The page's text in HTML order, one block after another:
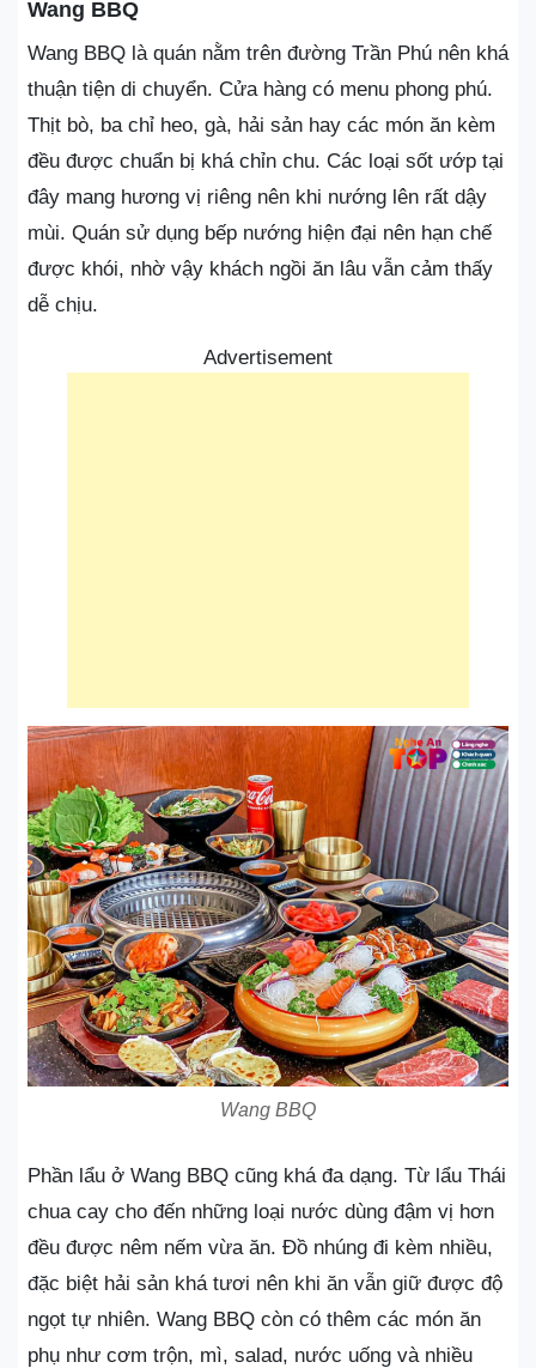
Wang BBQ
Wang BBQ là quán nằm trên đường Trần Phú nên khá
thuận tiện di chuyển. Cửa hàng có menu phong phú.
Thịt bò, ba chỉ heo, gà, hải sản hay các món ăn kèm
đều được chuẩn bị khá chỉn chu. Các loại sốt ướp tại
đây mang hương vị riêng nên khi nướng lên rất dậy
mùi. Quán sử dụng bếp nướng hiện đại nên hạn chế
được khói, nhờ vậy khách ngồi ăn lâu vẫn cảm thấy
dễ chịu.
Advertisement
Wang BBQ
Phần lẩu ở Wang BBQ cũng khá đa dạng. Từ lẩu Thái
chua cay cho đến những loại nước dùng đậm vị hơn
đều được nêm nếm vừa ăn. Đồ nhúng đi kèm nhiều,
đặc biệt hải sản khá tươi nên khi ăn vẫn giữ được độ
ngọt tự nhiên. Wang BBQ còn có thêm các món ăn
phụ như cơm trộn, mì, salad, nước uống và nhiều